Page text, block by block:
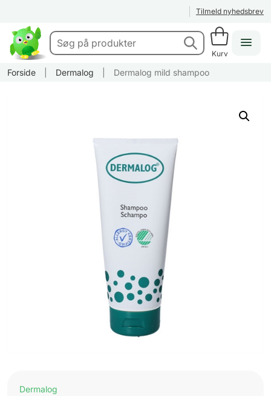
Tilmeld nyhedsbrev
Kurv
Forside Dermalog Dermalog mild shampoo
Dermalog